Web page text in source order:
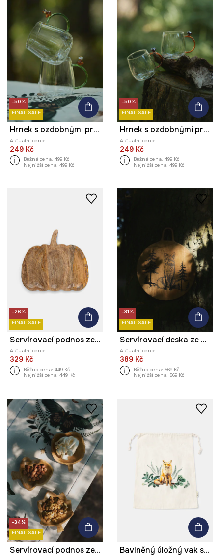
-50%
FINAL SALE
Hrnek s ozdobnými prvky (2-pack)
Aktuální cena:
249 Kč
Běžná cena: 499 Kč
Nejnižší cena: 499 Kč
-50%
FINAL SALE
Hrnek s ozdobnými prvky (2-pack)
Aktuální cena:
249 Kč
Běžná cena: 499 Kč
Nejnižší cena: 499 Kč
-26%
FINAL SALE
Servírovací podnos ze dřeva - dýně
Aktuální cena:
329 Kč
Běžná cena: 449 Kč
Nejnižší cena: 449 Kč
-31%
FINAL SALE
Servírovací deska ze dřeva, s rytinou
Aktuální cena:
389 Kč
Běžná cena: 569 Kč
Nejnižší cena: 569 Kč
-34%
FINAL SALE
Servírovací podnos ze dřeva (3-pack) Bavlněný úložný vak s potiskem, 30 x 40 cm